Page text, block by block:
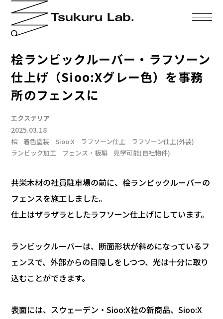
桧ランビックルーバー・ラフソーン
仕上げ（Sioo:Xグレー色）を事務
所のフェンスに
エクステリア
2025.03.18
桧 着色塗装 Sioo:X ラフソーン仕上
ラフソーン仕上(外装)
ランビック加工
フェンス・板塀 見学可能(自社物件)
共栄木材の社員駐車場の前に、桧ランビックルーバーの
フェンスを施工しました。
仕上はザラザラとしたラフソーン仕上げにしています。
ランビックルーバーは、断面形状が斜めになっているフ
ェンスで、外部からの目隠しをしつつ、光は十分に取り
込むことができます。
表面には、スウェーデン・Sioo:X社の新商品、Sioo:X